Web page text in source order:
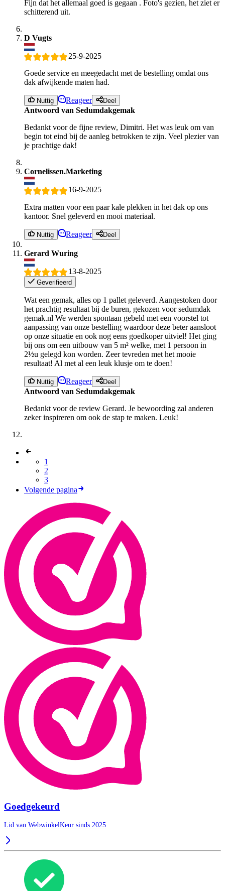
Fijn dat het allemaal goed is gegaan . Foto's gezien, het ziet er
schitterend uit.
D Vugts
25-9-2025
Goede service en meegedacht met de bestelling omdat ons
dak afwijkende maten had.
Nuttig Reageer Deel
Antwoord van Sedumdakgemak
Bedankt voor de fijne review, Dimitri. Het was leuk om van
begin tot eind bij de aanleg betrokken te zijn. Veel plezier van
je prachtige dak!
Cornelissen.Marketing
16-9-2025
Extra matten voor een paar kale plekken in het dak op ons
kantoor. Snel geleverd en mooi materiaal.
Nuttig Reageer Deel
Gerard Wuring
13-8-2025
Geverifieerd
Wat een gemak, alles op 1 pallet geleverd. Aangestoken door
het prachtig resultaat bij de buren, gekozen voor sedumdak
gemak.nl We werden spontaan gebeld met een voorstel tot
aanpassing van onze bestelling waardoor deze beter aansloot
op onze situatie en ook nog eens goedkoper uitviel! Het ging
bij ons om een uitbouw van 5 m² welke, met 1 persoon in
2½u gelegd kon worden. Zeer tevreden met het mooie
resultaat! Al met al een leuk klusje om te doen!
Nuttig Reageer Deel
Antwoord van Sedumdakgemak
Bedankt voor de review Gerard. Je bewoording zal anderen
zeker inspireren om ook de stap te maken. Leuk!
1
2
3
Volgende pagina
Goedgekeurd
Lid van WebwinkelKeur sinds 2025